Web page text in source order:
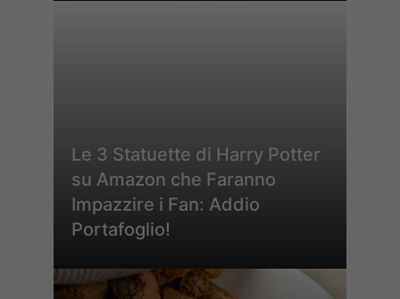
Le 3 Statuette di Harry Potter
su Amazon che Faranno
Impazzire i Fan: Addio
Portafoglio!